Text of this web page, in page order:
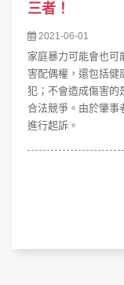
三者！
2021-06-01
家庭暴力可能會也可
害配偶權，還包括健
犯；不會造成傷害的
合法競爭。由於肇事
進行起訴。